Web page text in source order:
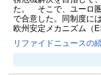
た。 そこで、ユーロ
で合意した。同制度に
欧州安定メカニズム（
リファイドニュースの